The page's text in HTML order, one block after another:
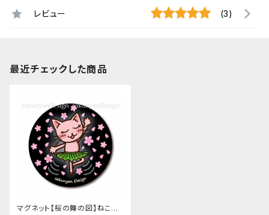
レビュー (3)
最近チェックした商品
マグネット【桜の舞の図】ねこち